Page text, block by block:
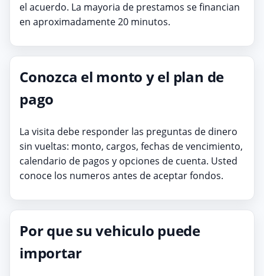
el acuerdo. La mayoria de prestamos se financian
en aproximadamente 20 minutos.
Conozca el monto y el plan de
pago
La visita debe responder las preguntas de dinero
sin vueltas: monto, cargos, fechas de vencimiento,
calendario de pagos y opciones de cuenta. Usted
conoce los numeros antes de aceptar fondos.
Por que su vehiculo puede
importar